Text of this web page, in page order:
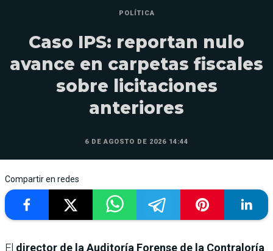
POLÍTICA
Caso IPS: reportan nulo
avance en carpetas fiscales
sobre licitaciones
anteriores
6 DE AGOSTO DE 2026 14:44
Compartir en redes
El director de la Auditoría Forense de la Contraloría